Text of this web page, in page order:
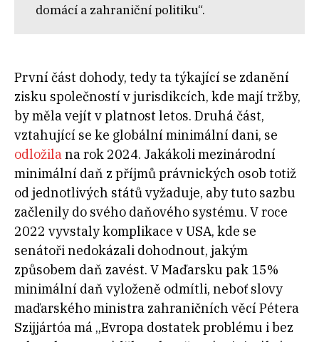
domácí a zahraniční politiku“.
První část dohody, tedy ta týkající se zdanění
zisku společností vjurisdikcích, kde mají tržby,
by měla vejít vplatnost letos. Druhá část,
vztahující se ke globální minimální dani, se
odložilana rok 2024. Jakákoli mezinárodní
minimální daň z příjmů právnických osob totiž
od jednotlivých států vyžaduje, aby tuto sazbu
začlenily do svého daňového systému. Vroce
2022 vyvstaly komplikace vUSA, kde se
senátoři nedokázali dohodnout, jakým
způsobem daň zavést. VMaďarsku pak 15%
minimální daň vyloženě odmítli, neboť slovy
maďarského ministra zahraničních věcí Pétera
Szijjártóamá „Evropa dostatek problému i bez